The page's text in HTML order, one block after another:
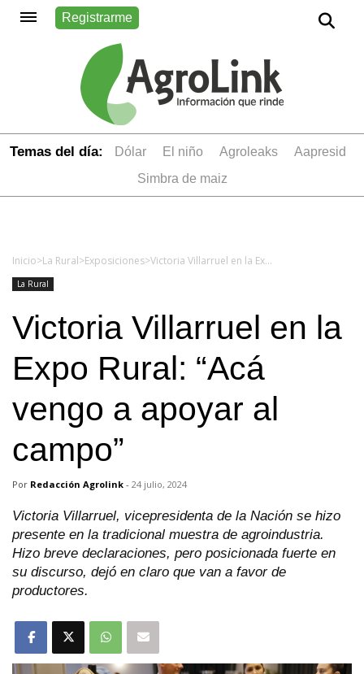
Registrarme
Temas del día: dólar el niño Agroleaks
aapresid
simbra de maiz
Inicio>La Rural>Exposiciones> Victoria Villarruel en la Expo Rural: “Acá vengo a apoyar al campo”
La Rural
Victoria Villarruel en la
Expo Rural: “Acá
vengo a apoyar al
campo”
Por Redacción Agrolink - 24 julio, 2024
Victoria Villarruel, vicepresidenta de la Nación se hizo
presente en la tradicional muestra de agroindustria.
Hizo breve declaraciones, pero posicionada fuerte en
su discurso, dejó en claro que van a favor de
productores.